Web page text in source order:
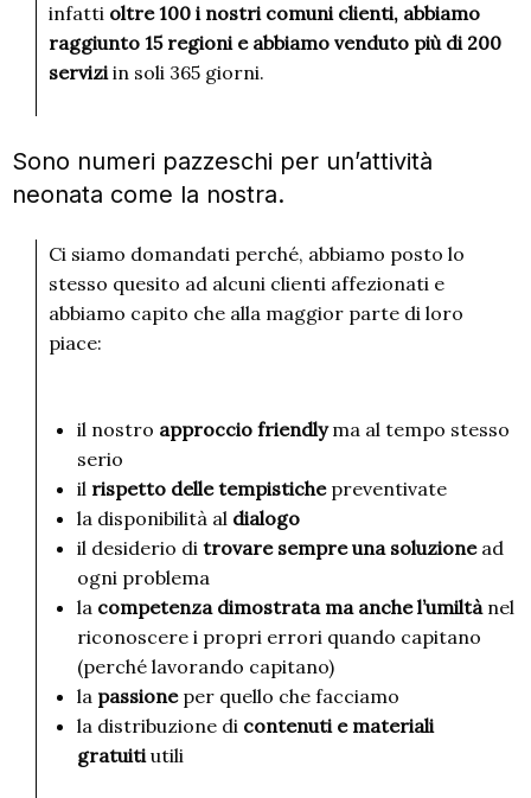
infatti oltre 100 i nostri comuni clienti, abbiamo
raggiunto 15 regioni e abbiamo venduto più di 200
serviziin soli 365 giorni.
Sono numeri pazzeschi per un’attività
neonata come la nostra.
Ci siamo domandati perché, abbiamo posto lo
stesso quesito ad alcuni clienti affezionati e
abbiamo capito che alla maggior parte di loro
piace:
il nostro approccio friendlyma al tempo stesso
serio
il rispetto delle tempistichepreventivate
la disponibilità al dialogo
il desiderio di trovare sempre una soluzionead
ogni problema
la competenza dimostrata ma anche l’umiltànel
riconoscere i propri errori quando capitano
(perché lavorando capitano)
la passione per quello che facciamo
la distribuzione di contenuti e materiali
gratuitiutili